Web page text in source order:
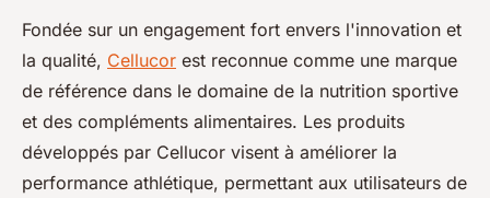
Fondée sur un engagement fort envers l'innovation et
la qualité, Cellucor est reconnue comme une marque
de référence dans le domaine de la nutrition sportive
et des compléments alimentaires. Les produits
développés par Cellucor visent à améliorer la
performance athlétique, permettant aux utilisateurs de